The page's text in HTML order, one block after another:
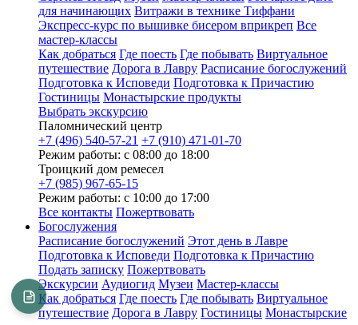
для начинающих Витражи в технике Тиффани
Экспресс-курс по вышивке бисером вприкреп Все
мастер-классы
Как добраться Где поесть Где побывать Виртуальное
путешествие Дорога в Лавру Расписание богослужений
Подготовка к Исповеди Подготовка к Причастию
Гостиницы Монастырские продукты
Выбрать экскурсию
Паломнический центр
+7 (496) 540-57-21 +7 (910) 471-01-70
Режим работы: с 08:00 до 18:00
Троицкий дом ремесел
+7 (985) 967-65-15
Режим работы: с 10:00 до 17:00
Все контакты Пожертвовать
Богослужения
Расписание богослужений Этот день в Лавре
Подготовка к Исповеди Подготовка к Причастию
Подать записку Пожертвовать
Экскурсии Аудиогид Музеи Мастер-классы
Как добраться Где поесть Где побывать Виртуальное
путешествие Дорога в Лавру Гостиницы Монастырские